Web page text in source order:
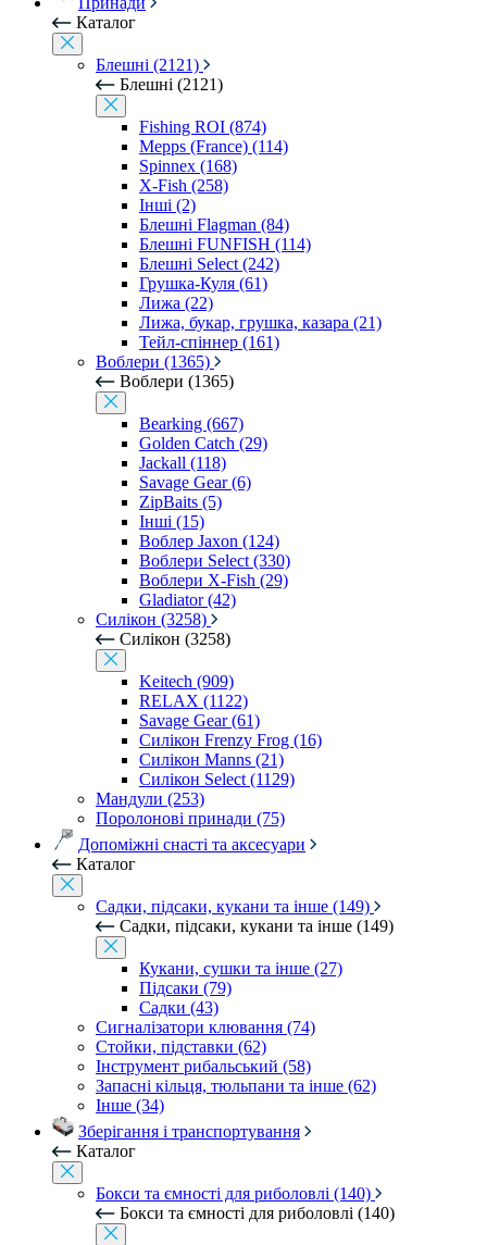
Каталог
Блешні (2121)
Блешні (2121)
Fishing ROI (874)
Mepps (France) (114)
Spinnex (168)
X-Fish (258)
Інші (2)
Блешні Flagman (84)
Блешні FUNFISH (114)
Блешні Select (242)
Грушка-Куля (61)
Лижа (22)
Лижа, букар, грушка, казара (21)
Тейл-спіннер (161)
Воблери (1365)
Воблери (1365)
Bearking (667)
Golden Catch (29)
Jackall (118)
Savage Gear (6)
ZipBaits (5)
Інші (15)
Воблер Jaxon (124)
Воблери Select (330)
Воблери X-Fish (29)
Gladiator (42)
Силікон (3258)
Силікон (3258)
Keitech (909)
RELAX (1122)
Savage Gear (61)
Силікон Frenzy Frog (16)
Силікон Manns (21)
Силікон Select (1129)
Мандули (253)
Поролонові принади (75)
Допоміжні снасті та аксесуари
Каталог
Садки, підсаки, кукани та інше (149)
Садки, підсаки, кукани та інше (149)
Кукани, сушки та інше (27)
Підсаки (79)
Садки (43)
Сигналізатори клювання (74)
Стойки, підставки (62)
Інструмент рибальський (58)
Запасні кільця, тюльпани та інше (62)
Інше (34)
Зберігання і транспортування
Каталог
Бокси та ємності для риболовлі (140)
Бокси та ємності для риболовлі (140)